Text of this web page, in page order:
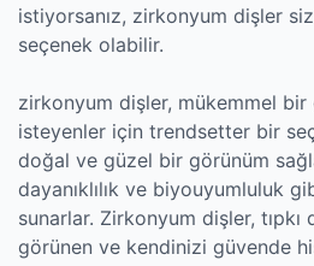
istiyorsanız, zirkonyum dişler
seçenek olabilir.
zirkonyum dişler, mükemmel
isteyenler için trendsetter bir
doğal ve güzel bir görünüm
dayanıklılık ve biyouyumluluk
sunarlar. Zirkonyum dişler,
görünen ve kendinizi güvende